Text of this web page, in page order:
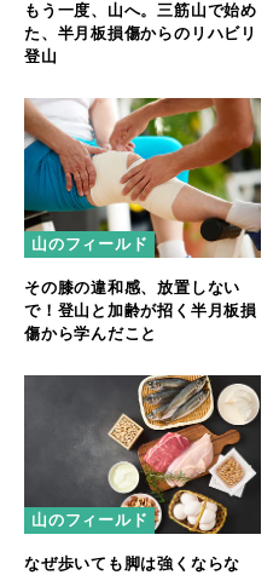
もう一度、山へ。三筋山で始め
た、半月板損傷からのリハビリ
登山
山のフィールド
その膝の違和感、放置しない
で！登山と加齢が招く半月板損
傷から学んだこと
山のフィールド
なぜ歩いても脚は強くならな